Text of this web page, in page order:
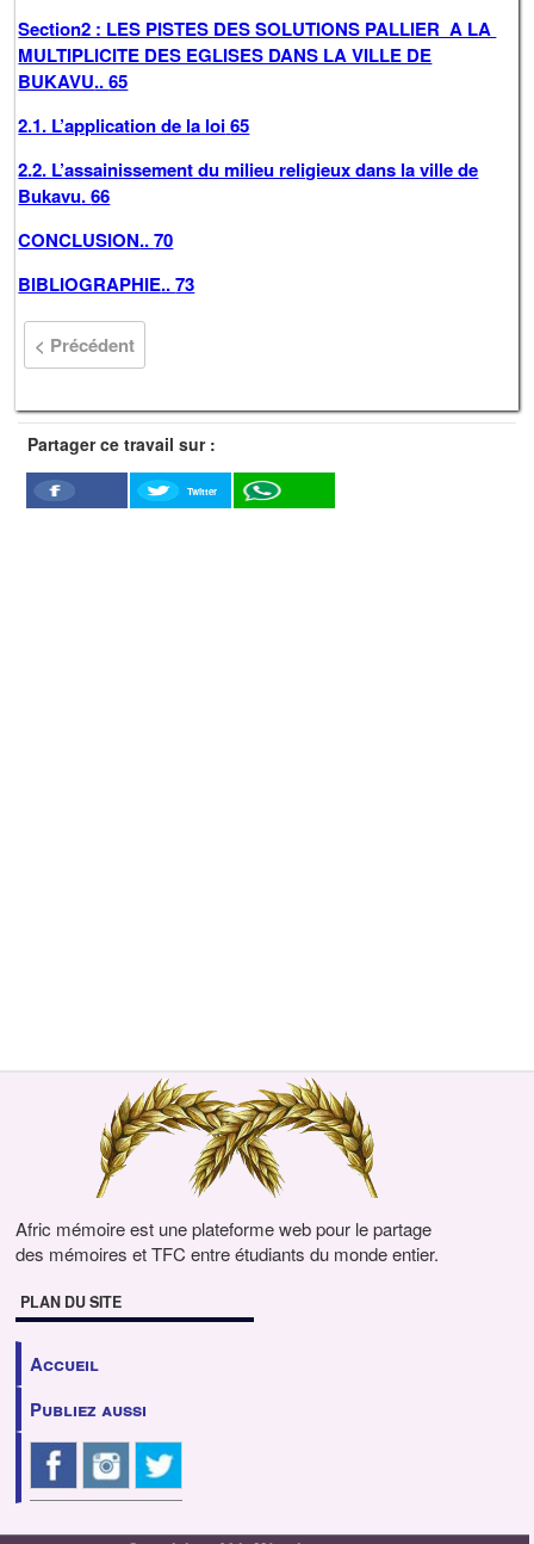
Section2 : LES PISTES DES SOLUTIONS PALLIER A LA
MULTIPLICITE DES EGLISES DANS LA VILLE DE
BUKAVU..65
2.1. L’application de la loi65
2.2. L’assainissement du milieu religieux dans la ville de
Bukavu.66
CONCLUSION..70
BIBLIOGRAPHIE..73
< Précédent
Partager ce travail sur :
Facebook
Twitter
Afric mémoire est une plateforme web pour le partage
des mémoires et TFC entre étudiants du monde entier.
PLAN DU SITE
Accueil
Publiez aussi